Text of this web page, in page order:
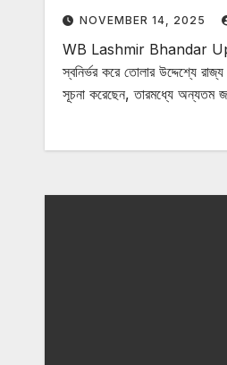
NOVEMBER 14, 2025
WB Lashmir Bhandar
স্বনির্ভর করে তোলার উদ্দেশ্যে
সূচনা করেছেন, তারমধ্যে অন্যতম